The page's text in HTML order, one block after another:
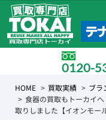
0120-
HOME 買取実績 ブラ
食器の買取もトーカイ
取りしました【イオンモー